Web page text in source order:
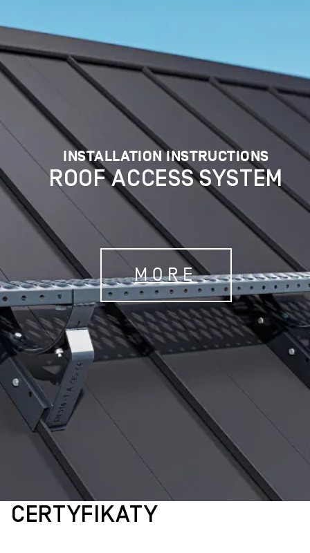
INSTALLATION INSTRUCTIONS
ROOF ACCESS SYSTEM
MORE
CERTYFIKATY